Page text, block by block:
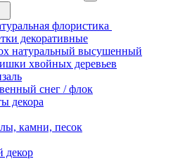
флористика
декоративные
натуральный высушенный
хвойных деревьев
снег / флок
декора
камни, песок
декор